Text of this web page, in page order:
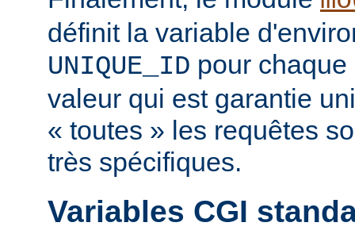
définit la variable
UNIQUE_ID pour
valeur qui est garantie
« toutes » les requêtes
très spécifiques.
Variables CGI